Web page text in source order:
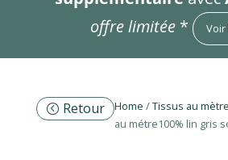
offre limitée * Voir
Retour Home /Tissus au mètre
au métre100% lin gris